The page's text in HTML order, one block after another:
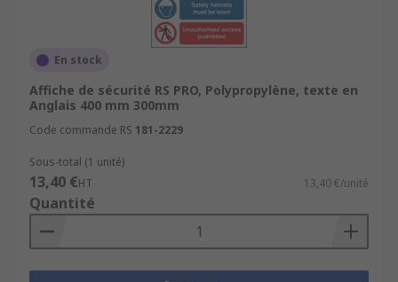
En stock
Affiche de sécurité RS PRO, Polypropylène, texte en
Anglais 400 mm 300mm
Code commande RS 181-2229
Sous-total (1 unité)
13,40 €HT 13,40 €/unité
Quantité